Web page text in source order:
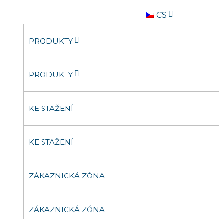
PRODUKTY
PRODUKTY
KE STAŽENÍ
KE STAŽENÍ
ZÁKAZNICKÁ ZÓNA
ZÁKAZNICKÁ ZÓNA
CS
PRODUKTY
PRODUKTY
KE STAŽENÍ
KE STAŽENÍ
ZÁKAZNICKÁ ZÓNA
ZÁKAZNICKÁ ZÓNA